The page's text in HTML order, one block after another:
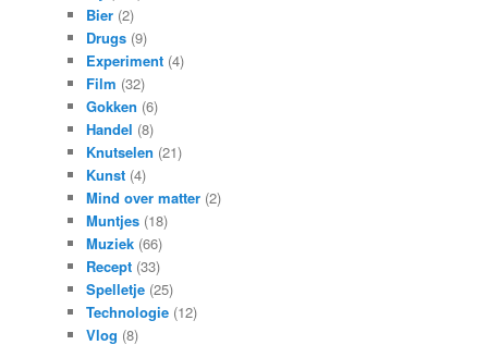
Bier (2)
Drugs (9)
Experiment (4)
Film (32)
Gokken (6)
Handel (8)
Knutselen (21)
Kunst (4)
Mind over matter (2)
Muntjes (18)
Muziek (66)
Recept (33)
Spelletje (25)
Technologie (12)
Vlog (8)